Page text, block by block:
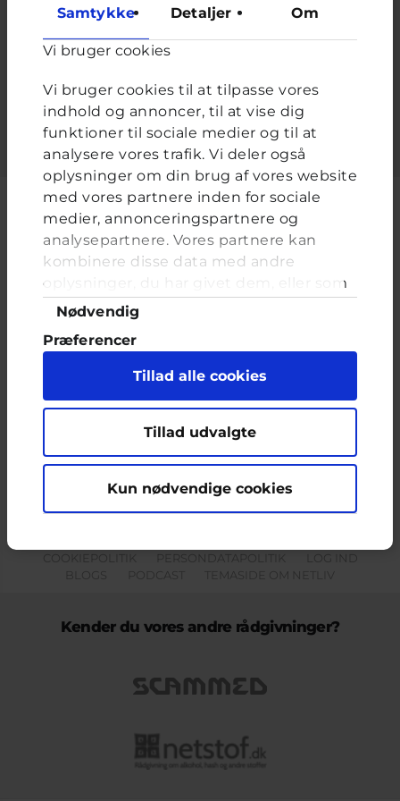
Samtykke Detaljer Om
Vi bruger cookies
Vi bruger cookies til at tilpasse vores
indhold og annoncer, til at vise dig
funktioner til sociale medier og til at
analysere vores trafik. Vi deler også
oplysninger om din brug af vores website
med vores partnere inden for sociale
medier, annonceringspartnere og
analysepartnere. Vores partnere kan
kombinere disse data med andre
oplysninger, du har givet dem, eller som
de har indsamlet fra din brug af deres
tjenester. Du samtykker til vores cookies,
hvis du fortsætter med at anvende vores
hjemmeside.
Samtykkevalg
Nødvendig
Præferencer
Marketing
Tillad alle cookies
Tillad udvalgte
Kun nødvendige cookies
er gode når du skal bære noget - hvad er det?*
Udfyld feltet.
Cyberhus er et klubhus på nettet for dig op til 25 år. Du kan skrive til
tanker i ung-til-ung eller bare hænge ud, og læse med. I Cyberhus
kan du være dig selv, og har du brug for en voksen, vil vi gerne lytte
Indholdet på dette site er udelukkende Cyberhus' ansvar og afspejler
ikke nødvendigvis den Europæiske Unions holdninger.
COOKIEPOLITIK
PERSONDATAPOLITIK
BLOGS
PODCAST TEMASIDE OM NETLIV
Kender du vores andre rådgivninger?